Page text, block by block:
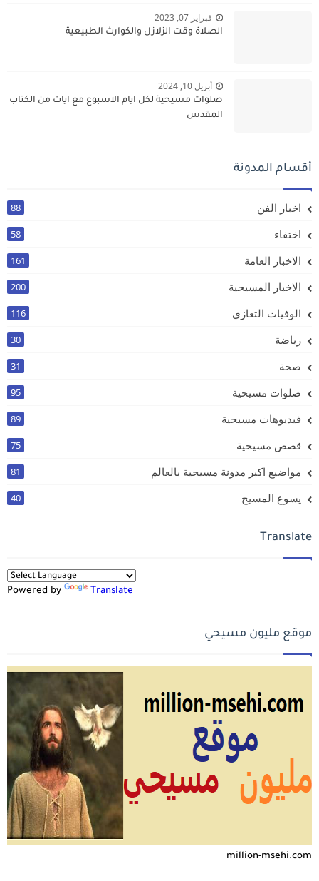
فبراير 07, 2023
الصلاة وقت الزلازل والكوارث الطبيعية
أبريل 10, 2024
صلوات مسيحية لكل ايام الاسبوع مع ايات من الكتاب
المقدس
أقسام المدونة
اخبار الفن 88
اختفاء 58
الاخبار العامة 161
الاخبار المسيحية 200
الوفيات التعازي 116
رياضة 30
صحة 31
صلوات مسيحية 95
فيديوهات مسيحية 89
قصص مسيحية 75
مواضيع اكبر مدونة مسيحية بالعالم 81
يسوع المسيح 40
Translate
Powered by Translate
موقع مليون مسيحي
million-msehi.com